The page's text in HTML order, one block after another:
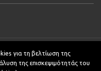
ιστοτόπου: Τμήμα
για τη βελτίωση της
της επισκεψιμότητάς του